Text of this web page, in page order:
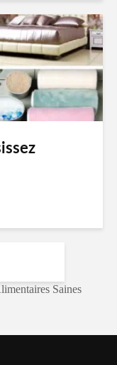
Saines